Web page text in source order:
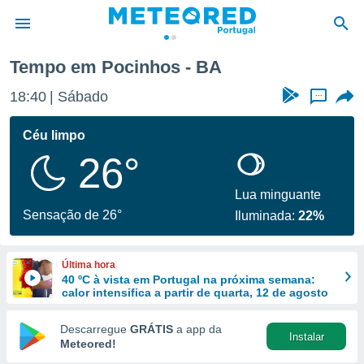
da
foi
fornecidas
a este
das
e
forma
digital
Tempo em Pocinhos - BA
18:40 Sábado ...
Céu limpo
26°
Sensação de 26°
Lua minguante
Iluminada:22%
Última hora
40 ºC à vista em Portugal na próxima semana:
calor intensifica a partir de quarta, 12 de agosto
Descarregue GRÁTIS a app da
Meteored!
Instalar